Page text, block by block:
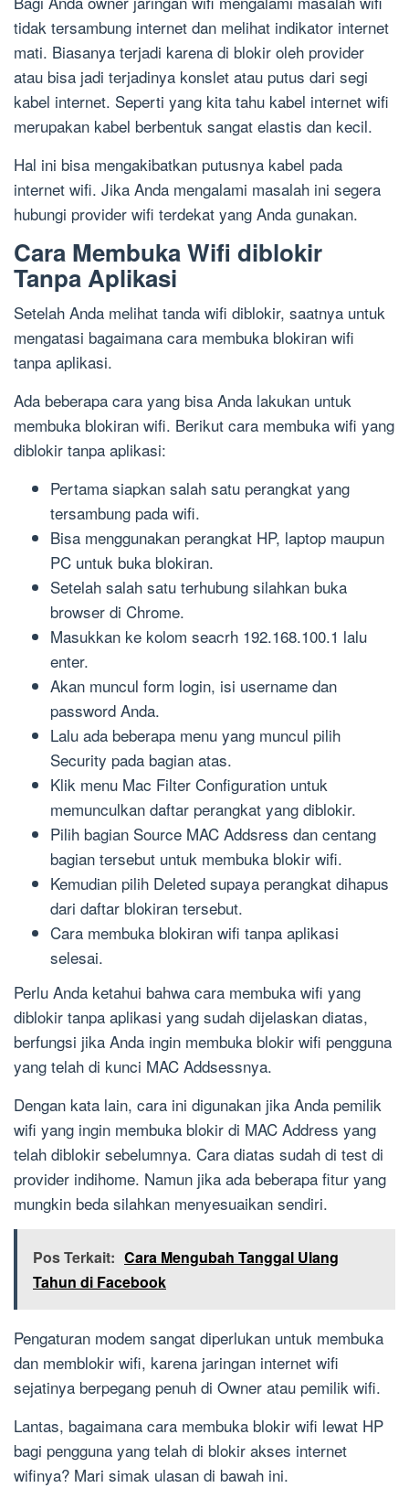
tidak tersambung internet dan melihat indikator internet
mati. Biasanya terjadi karena di blokir oleh provider
atau bisa jadi terjadinya konslet atau putus dari segi
kabel internet. Seperti yang kita tahu kabel internet wifi
merupakan kabel berbentuk sangat elastis dan kecil.
Hal ini bisa mengakibatkan putusnya kabel pada
internet wifi. Jika Anda mengalami masalah ini segera
hubungi provider wifi terdekat yang Anda gunakan.
Cara Membuka Wifi diblokir
Tanpa Aplikasi
Setelah Anda melihat tanda wifi diblokir, saatnya untuk
mengatasi bagaimana cara membuka blokiran wifi
tanpa aplikasi.
Ada beberapa cara yang bisa Anda lakukan untuk
membuka blokiran wifi. Berikut cara membuka wifi yang
diblokir tanpa aplikasi:
Pertama siapkan salah satu perangkat yang
tersambung pada wifi.
Bisa menggunakan perangkat HP, laptop maupun
PC untuk buka blokiran.
Setelah salah satu terhubung silahkan buka
browser di Chrome.
Masukkan ke kolom seacrh 192.168.100.1 lalu
enter.
Akan muncul form login, isi username dan
password Anda.
Lalu ada beberapa menu yang muncul pilih
Security pada bagian atas.
Klik menu Mac Filter Configuration untuk
memunculkan daftar perangkat yang diblokir.
Pilih bagian Source MAC Addsress dan centang
bagian tersebut untuk membuka blokir wifi.
Kemudian pilih Deleted supaya perangkat dihapus
dari daftar blokiran tersebut.
Cara membuka blokiran wifi tanpa aplikasi
selesai.
Perlu Anda ketahui bahwa cara membuka wifi yang
diblokir tanpa aplikasi yang sudah dijelaskan diatas,
berfungsi jika Anda ingin membuka blokir wifi pengguna
yang telah di kunci MAC Addsessnya.
Dengan kata lain, cara ini digunakan jika Anda pemilik
wifi yang ingin membuka blokir di MAC Address yang
telah diblokir sebelumnya. Cara diatas sudah di test di
provider indihome. Namun jika ada beberapa fitur yang
mungkin beda silahkan menyesuaikan sendiri.
Pos Terkait: Cara Mengubah Tanggal Ulang
Tahun di Facebook
Pengaturan modem sangat diperlukan untuk membuka
dan memblokir wifi, karena jaringan internet wifi
sejatinya berpegang penuh di Owner atau pemilik wifi.
Lantas, bagaimana cara membuka blokir wifi lewat HP
bagi pengguna yang telah di blokir akses internet
wifinya? Mari simak ulasan di bawah ini.